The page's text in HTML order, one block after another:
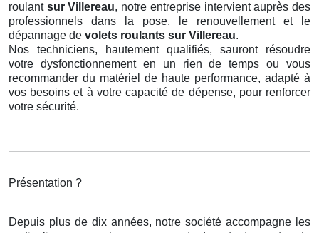
roulant sur Villereau, notre entreprise intervient auprès des
professionnels dans la pose, le renouvellement et le
dépannage de volets roulants sur Villereau.
Nos techniciens, hautement qualifiés, sauront résoudre
votre dysfonctionnement en un rien de temps ou vous
recommander du matériel de haute performance, adapté à
vos besoins et à votre capacité de dépense, pour renforcer
votre sécurité.
Présentation ?
Depuis plus de dix années, notre société accompagne les